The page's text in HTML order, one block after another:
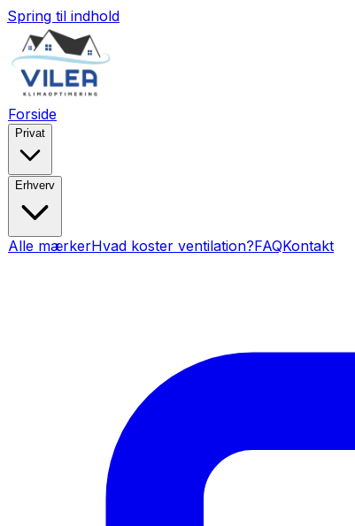
Spring til indhold
Forside
Privat
Erhverv
Alle mærkerHvad koster ventilation?FAQKontakt